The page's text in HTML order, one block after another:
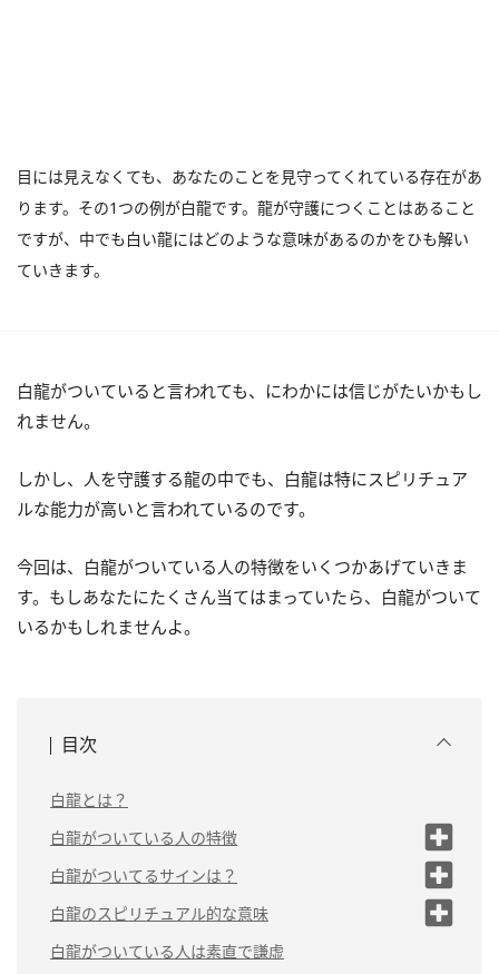
目には見えなくても、あなたのことを見守ってくれている存在があ
ります。その1つの例が白龍です。龍が守護につくことはあること
ですが、中でも白い龍にはどのような意味があるのかをひも解い
ていきます。
白龍がついていると言われても、にわかには信じがたいかもし
れません。
しかし、人を守護する龍の中でも、白龍は特にスピリチュア
ルな能力が高いと言われているのです。
今回は、白龍がついている人の特徴をいくつかあげていきま
す。もしあなたにたくさん当てはまっていたら、白龍がついて
いるかもしれませんよ。
目次
白龍とは？
白龍がついている人の特徴
（1）直感力がある
（2）スピリチュアルなものを
好む
（3）性格が優しくて穏やか
白龍がついてるサインは？
（1）お金に恵まれる
（2）いつも穏やかでいら
れる
白龍のスピリチュアル的な意味
（1）財運をもたら
す
白龍がついている人は素直で謙虚